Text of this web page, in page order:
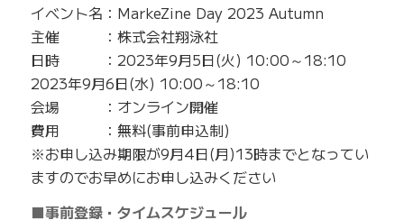
イベント名：MarkeZine Day 2023 Autumn
主催 ：株式会社翔泳社
日時 ：2023年9月5日(火) 10:00～18:10
2023年9月6日(水) 10:00～18:10
会場 ：オンライン開催
費用 ：無料(事前申込制)
※お申し込み期限が9月4日(月)13時までとなってい
ますのでお早めにお申し込みください
■事前登録・タイムスケジュール